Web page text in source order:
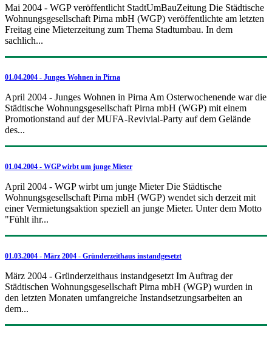
Mai 2004 - WGP veröffentlicht StadtUmBauZeitung Die Städtische
Wohnungsgesellschaft Pirna mbH (WGP) veröffentlichte am letzten
Freitag eine Mieterzeitung zum Thema Stadtumbau. In dem
sachlich...
01.04.2004 - Junges Wohnen in Pirna
April 2004 - Junges Wohnen in Pirna Am Osterwochenende war die
Städtische Wohnungsgesellschaft Pirna mbH (WGP) mit einem
Promotionstand auf der MUFA-Revivial-Party auf dem Gelände
des...
01.04.2004 - WGP wirbt um junge Mieter
April 2004 - WGP wirbt um junge Mieter Die Städtische
Wohnungsgesellschaft Pirna mbH (WGP) wendet sich derzeit mit
einer Vermietungsaktion speziell an junge Mieter. Unter dem Motto
"Fühlt ihr...
01.03.2004 - März 2004 - Gründerzeithaus instandgesetzt
März 2004 - Gründerzeithaus instandgesetzt Im Auftrag der
Städtischen Wohnungsgesellschaft Pirna mbH (WGP) wurden in
den letzten Monaten umfangreiche Instandsetzungsarbeiten an
dem...